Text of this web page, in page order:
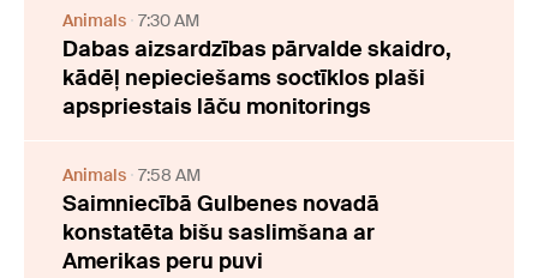
Animals 7:30 AM
Dabas aizsardzības pārvalde skaidro,
kādēļ nepieciešams soctīklos plaši
apspriestais lāču monitorings
Animals 7:58 AM
Saimniecībā Gulbenes novadā
konstatēta bišu saslimšana ar
Amerikas peru puvi